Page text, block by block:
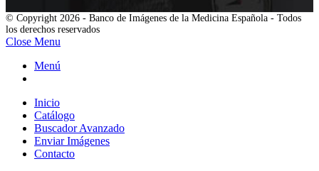
© Copyright 2026 - Banco de Imágenes de la Medicina Española - Todos
los derechos reservados
Close Menu
Menú
Inicio
Catálogo
Buscador Avanzado
Enviar Imágenes
Contacto